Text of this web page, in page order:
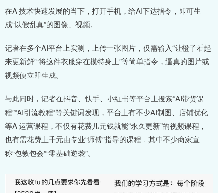
在AI技术快速发展的当下，打开手机，给AI下达指令，即可生
成“以假乱真”的图像、视频。
记者在多个AI平台上实测，上传一张图片，仅需输入“让橙子看起
来更新鲜”“将这件衣服穿在模特身上”等简单指令，逼真的图片或
视频便立即生成。
与此同时，记者在抖音、快手、小红书等平台上搜索“AI带货课
程”“AI引流教程”等关键词发现，平台上有不少AI制图、店铺优化
等AI运营课程，不仅有花费几元钱就能“永久更新”的视频课程，
也有需花费上千元由专业“师傅”指导的课程，其中不少商家宣
称“包教包会”“零基础逆袭”。